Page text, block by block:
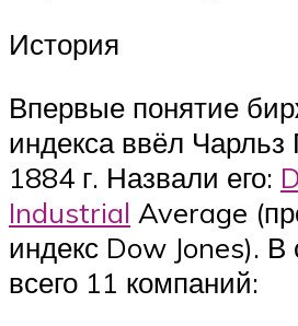
История
Впервые понятие
индекса ввёл Чарльз
1884 г. Назвали его:
Industrial Average
индекс Dow Jones).
всего 11 компаний: